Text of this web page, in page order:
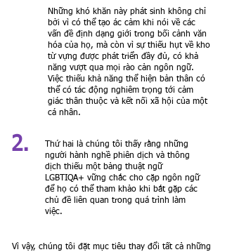
Những khó khăn này phát sinh không chỉ
bởi vì có thể tạo ác cảm khi nói về các
vấn đề định dạng giới trong bối cảnh văn
hóa của họ, mà còn vì sự thiếu hụt về kho
từ vựng được phát triển đầy đủ, có khả
năng vượt qua mọi rào cản ngôn ngữ.
Việc thiếu khả năng thể hiện bản thân có
thể có tác động nghiêm trọng tới cảm
giác thân thuộc và kết nối xã hội của một
cá nhân.
2.
Thứ hai là chúng tôi thấy rằng những
người hành nghề phiên dịch và thông
dịch thiếu một bảng thuật ngữ
LGBTIQA+ vững chắc cho cặp ngôn ngữ
để họ có thể tham khảo khi bắt gặp các
chủ đề liên quan trong quá trình làm
việc.
Vì vậy, chúng tôi đặt mục tiêu thay đổi tất cả những